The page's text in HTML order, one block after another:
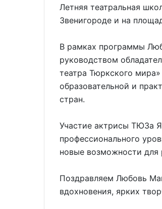
Летняя театральная
Звенигороде и на
В рамках программы
руководством
театра Тюркского
образовательной и
стран.
Участие актрисы ТЮЗа
профессионального
новые возможности для
Поздравляем Любовь
вдохновения, ярких